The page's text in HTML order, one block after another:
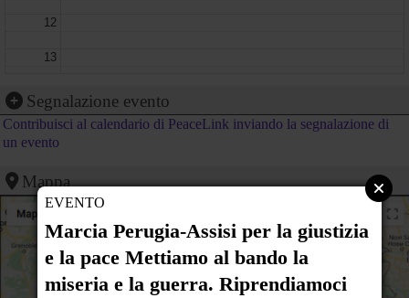
12
13
15
17
18
19
marcia per la Giustizia e la Pace PERUGIA - ASSISI
11 settembre 2005
- San Dona' di Piave (VE)
Segnalazione evento
Contribuisci al calendario di PeaceLink inviando la segnalazione di
un evento
Mappa
EVENTO
Marcia Perugia-Assisi per la giustizia
e la pace Mettiamo al bando la
miseria e la guerra. Riprendiamoci